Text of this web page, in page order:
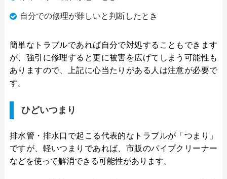
自分での修理が難しいと判断したとき
簡単なトラブルであれば自分で対処することもできます
が、強引に修理すると更に被害を広げてしまう可能性も
ありますので、上記に心当たりがある人は注意が必要で
す。
ひどいつまり
排水管・排水口で起こる代表的なトラブルが「つまり」
ですが、軽いつまりであれば、市販のパイプクリーナー
などを使って解消できる可能性があります。